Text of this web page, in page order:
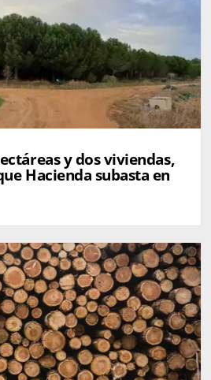
y dos viviendas,
Hacienda subasta en